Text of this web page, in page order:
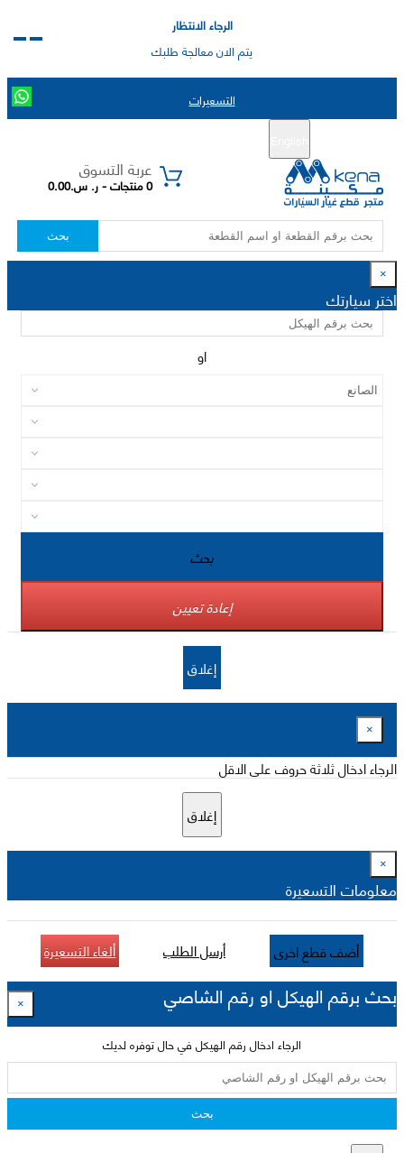
الرجاء الانتظار
يتم الان معالجة طلبك
التسعيرات
عربة التسوق
0 منتجات - ر. س.0.00
بحث
×
اختر سيارتك
او
بحث
إعادة تعيين
إغلاق
×
الرجاء ادخال ثلاثة حروف على الاقل
إغلاق
×
معلومات التسعيرة
أضف قطع اخرى أرسل الطلب ألغاء التسعيرة
بحث برقم الهيكل او رقم الشاصي ×
الرجاء ادخال رقم الهيكل في حال توفره لديك
بحث